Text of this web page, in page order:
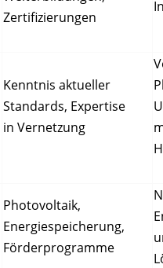
Zertifizierungen
Kenntnis aktueller
Standards, Expertise
in Vernetzung
Photovoltaik,
Energiespeicherung,
Förderprogramme